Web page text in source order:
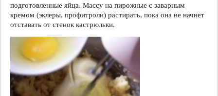
подготовленные яйца. Массу на пирожные с заварным
кремом (эклеры, профитроли) растирать, пока она не начнет
отставать от стенок кастрюльки.